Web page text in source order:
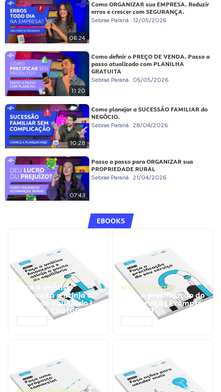
06:24
Como ORGANIZAR sua EMPRESA. Reduzir
erros e crescer com SEGURANÇA.
Sebrae Paraná 12/05/2026
11:20
Como definir o PREÇO DE VENDA. Passo a
passo atualizado com PLANILHA
GRATUITA
Sebrae Paraná 05/05/2026
10:28
Como planejar a SUCESSÃO FAMILIAR do
NEGÓCIO.
Sebrae Paraná 28/04/2026
07:43
Passo a passo para ORGANIZAR sua
PROPRIEDADE RURAL
Sebrae Paraná 21/04/2026
EBOOKS
GESTÃO FINANCEIRA
Faça a análise
financeira e atinja o
ponto de equilíbrio |
Prompts ChatGPT
GESTÃO FINANCEIRA
Faça a precificação do
seu serviço | Prompts
ChatGPT